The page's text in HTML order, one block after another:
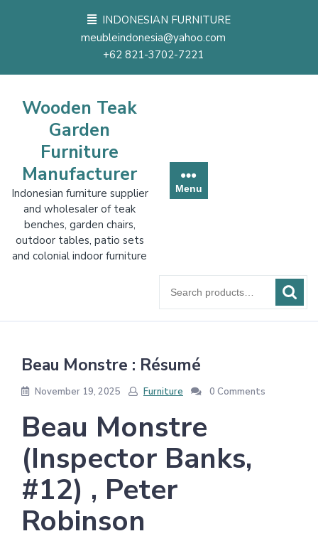
INDONESIAN FURNITURE
meubleindonesia@yahoo.com
+62 821-3702-7221
Wooden Teak
Garden
Furniture
Manufacturer
Indonesian furniture supplier
and wholesaler of teak
benches, garden chairs,
outdoor tables, patio sets
and colonial indoor furniture
Menu
for:
Beau Monstre : Résumé
November 19, 2025 Furniture 0 Comments
Beau Monstre
(Inspector Banks,
#12) , Peter
Robinson